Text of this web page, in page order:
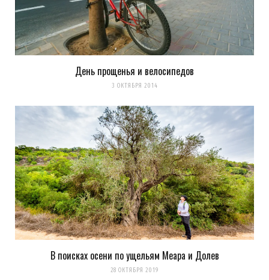
День прощенья и велосипедов
3 ОКТЯБРЯ 2014
В поисках осени по ущельям Меара и Долев
28 ОКТЯБРЯ 2019